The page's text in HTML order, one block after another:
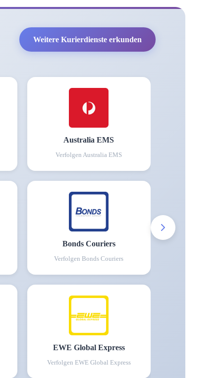
Weitere Kurierdienste erkunden
Australia EMS
Verfolgen Australia EMS
Bonds Couriers
Verfolgen Bonds Couriers
EWE Global Express
Verfolgen EWE Global Express